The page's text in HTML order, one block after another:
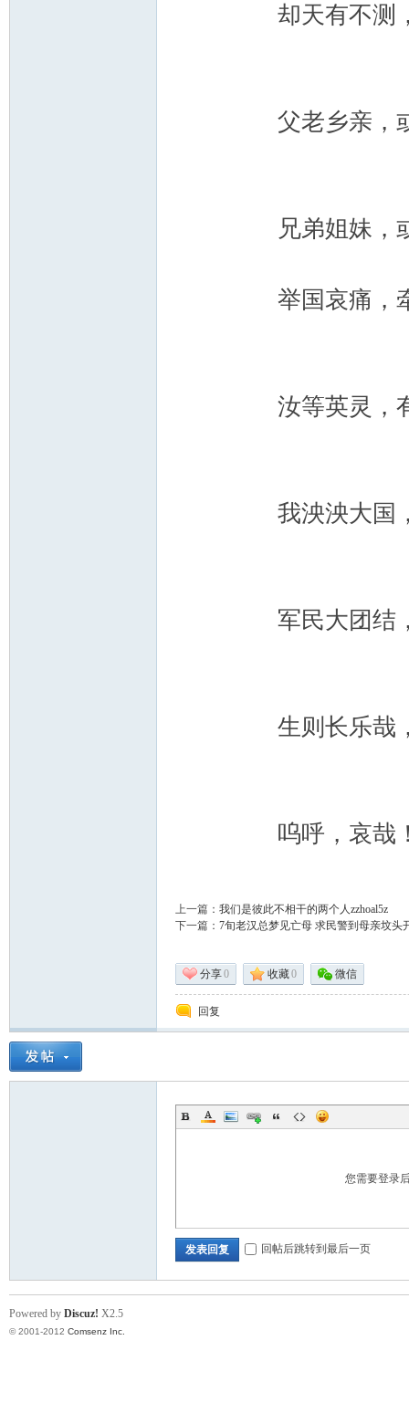
门
却天有不测，山
父老乡亲，或重
兄弟姐妹，或飞
举国哀痛，牵动
汝等英灵，有青
我泱泱大国，一
军民大团结，抗
生则长乐哉，死
呜呼，哀哉！伏
上一篇： 我们是彼此不相干的两个人zzhoal5z
下一篇： 7旬老汉总梦见亡母 求民警到母亲坟头
分享0 收藏0 微信
回复
您需要登录
发表回复 回帖后跳转到最后一页
Powered by Discuz! X2.5
© 2001-2012 Comsenz Inc.